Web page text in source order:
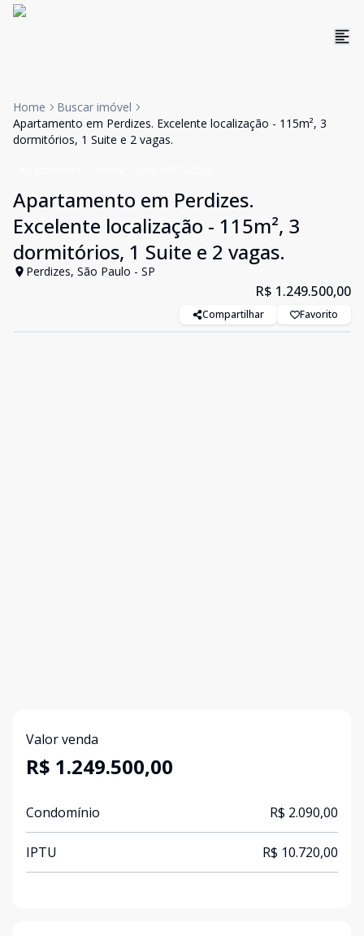
Home
Buscar imóvel
Apartamento em Perdizes. Excelente localização - 115m², 3
dormitórios, 1 Suite e 2 vagas.
Apartamento em Perdizes.
Excelente localização - 115m², 3
dormitórios, 1 Suite e 2 vagas.
Perdizes, São Paulo - SP
R$ 1.249.500,00
Compartilhar Favorito
Valor venda
R$ 1.249.500,00
Condomínio R$ 2.090,00
IPTU R$ 10.720,00